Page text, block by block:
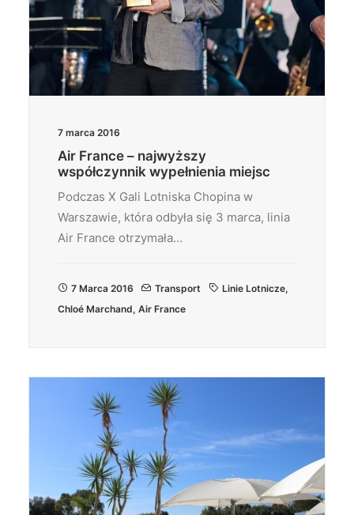
7 marca 2016
Air France – najwyższy
współczynnik wypełnienia miejsc
Podczas X Gali Lotniska Chopina w
Warszawie, która odbyła się 3 marca, linia
Air France otrzymała…
7 Marca 2016 Transport Linie Lotnicze,
Chloé Marchand, Air France